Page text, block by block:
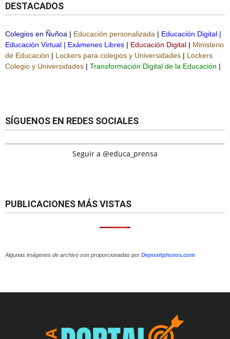
DESTACADOS
Colegios en Ñuñoa | Educación personalizada | Educación Digital |
Educación Virtual | Exámenes Libres | Educación Digital | Ministerio
de Educación | Lockers para colegios y Universidades | Lockers
Colegio y Universidades | Transformación Digital de la Educación |
SÍGUENOS EN REDES SOCIALES
Seguir a @educa_prensa
PUBLICACIONES MÁS VISTAS
Algunas imágenes de archivo son proporcionadas por Depositphotos.com